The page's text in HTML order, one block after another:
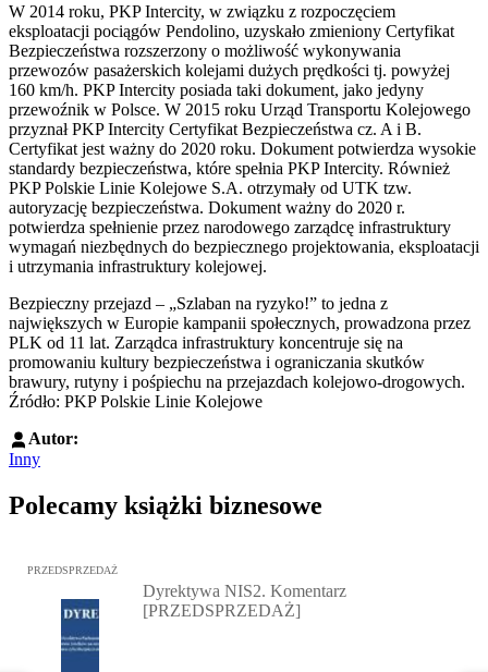
W 2014 roku, PKP Intercity, w związku z rozpoczęciem
eksploatacji pociągów Pendolino, uzyskało zmieniony Certyfikat
Bezpieczeństwa rozszerzony o możliwość wykonywania
przewozów pasażerskich kolejami dużych prędkości tj. powyżej
160 km/h. PKP Intercity posiada taki dokument, jako jedyny
przewoźnik w Polsce. W 2015 roku Urząd Transportu Kolejowego
przyznał PKP Intercity Certyfikat Bezpieczeństwa cz. A i B.
Certyfikat jest ważny do 2020 roku. Dokument potwierdza wysokie
standardy bezpieczeństwa, które spełnia PKP Intercity. Również
PKP Polskie Linie Kolejowe S.A. otrzymały od UTK tzw.
autoryzację bezpieczeństwa. Dokument ważny do 2020 r.
potwierdza spełnienie przez narodowego zarządcę infrastruktury
wymagań niezbędnych do bezpiecznego projektowania, eksploatacji
i utrzymania infrastruktury kolejowej.
Bezpieczny przejazd – „Szlaban na ryzyko!” to jedna z
największych w Europie kampanii społecznych, prowadzona przez
PLK od 11 lat. Zarządca infrastruktury koncentruje się na
promowaniu kultury bezpieczeństwa i ograniczania skutków
brawury, rutyny i pośpiechu na przejazdach kolejowo-drogowych.
Źródło: PKP Polskie Linie Kolejowe
Autor:
Inny
Polecamy książki biznesowe
Przejdź do: Dyrektywa NIS2. Komentarz [PRZEDSPRZEDAŻ],
PRZEDSPRZEDAŻ
Dyrektywa NIS2. Komentarz
[PRZEDSPRZEDAŻ]